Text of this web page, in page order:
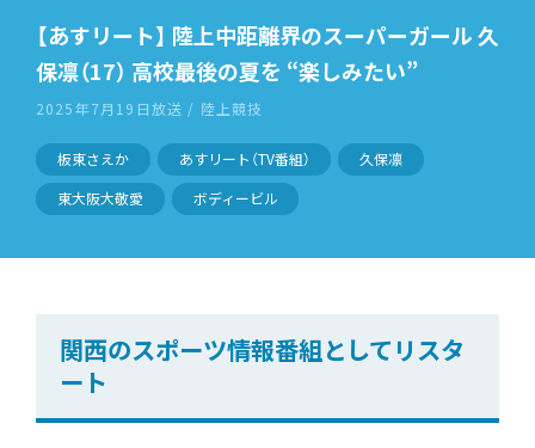
【あすリート】 陸上中距離界のスーパーガール 久
保凛（17） 高校最後の夏を “楽しみたい”
2025年7月19日放送 / 陸上競技
板東さえか あすリート（TV番組）
久保凛
東大阪大敬愛
ボディービル
関西のスポーツ情報番組としてリスタ
ート